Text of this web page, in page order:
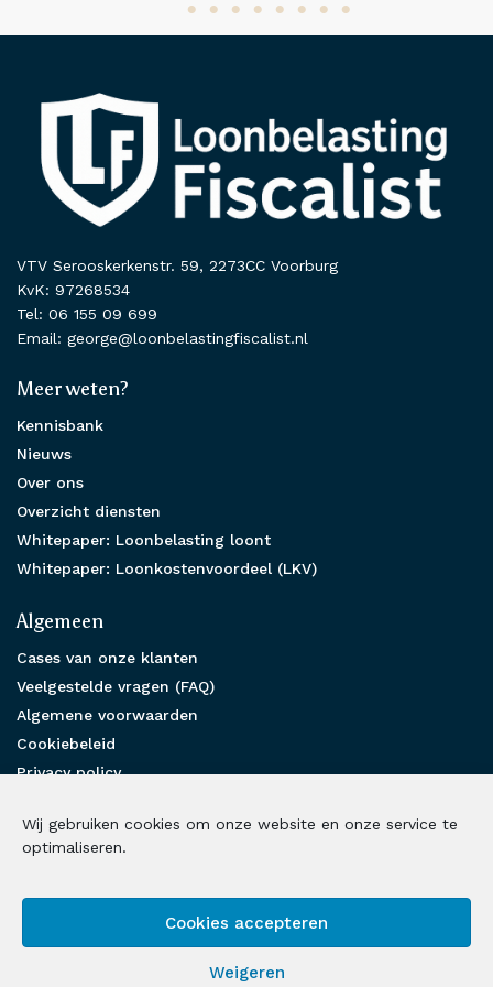
Wij gebruiken cookies om onze website en onze service te
optimaliseren.
Cookies accepteren
Weigeren
VTV Serooskerkenstr. 59, 2273CC Voorburg
KvK: 97268534
Tel: 06 155 09 699
Email: george@loonbelastingfiscalist.nl
Meer weten?
Kennisbank
Nieuws
Over ons
Overzicht diensten
Whitepaper: Loonbelasting loont
Whitepaper: Loonkostenvoordeel (LKV)
Algemeen
Cases van onze klanten
Veelgestelde vragen (FAQ)
Algemene voorwaarden
Cookiebeleid
Privacy policy
Benieuwd hoe wij u kunnen helpen?
Volg ons op social media